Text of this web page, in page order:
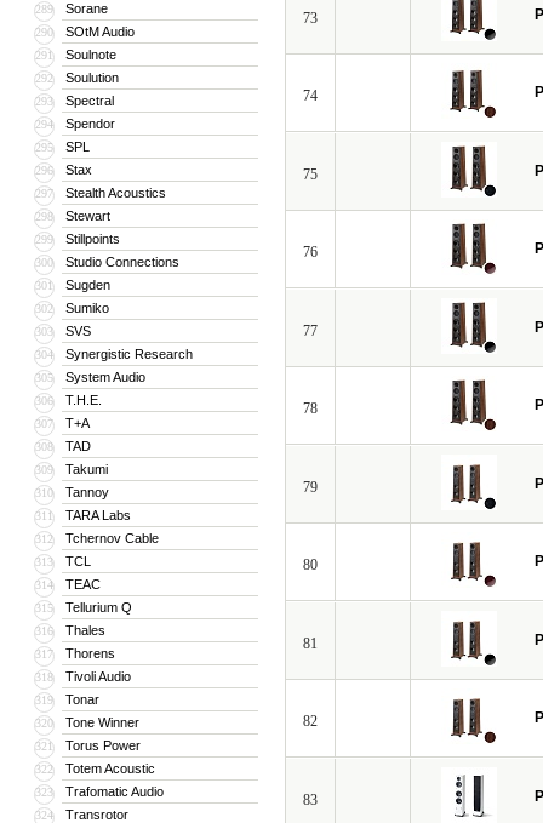
289 Sorane
290 SOtM Audio
291 Soulnote
292 Soulution
293 Spectral
294 Spendor
295 SPL
296 Stax
297 Stealth Acoustics
298 Stewart
299 Stillpoints
300 Studio Connections
301 Sugden
302 Sumiko
303 SVS
304 Synergistic Research
305 System Audio
306 T.H.E.
307 T+A
308 TAD
309 Takumi
310 Tannoy
311 TARA Labs
312 Tchernov Cable
313 TCL
314 TEAC
315 Tellurium Q
316 Thales
317 Thorens
318 Tivoli Audio
319 Tonar
320 Tone Winner
321 Torus Power
322 Totem Acoustic
323 Trafomatic Audio
324 Transrotor
73
74
75
76
77
78
79
80
81
82
83